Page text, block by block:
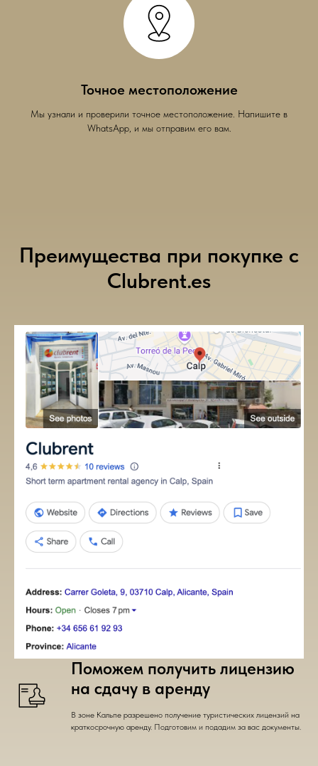
Точное местоположение
Мы узнали и проверили точное местоположение. Напишите в
WhatsApp, и мы отправим его вам.
Преимущества при покупке с
Clubrent.es
Поможем получить лицензию
на сдачу в аренду
В зоне Кальпе разрешено получение туристических лицензий на
краткосрочную аренду. Подготовим и подадим за вас документы.